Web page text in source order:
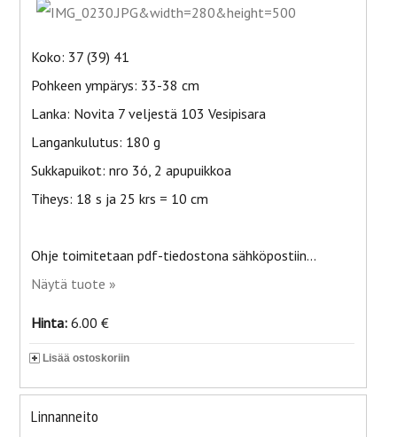
Koko: 37 (39) 41
Pohkeen ympärys: 33-38 cm
Lanka: Novita 7 veljestä 103 Vesipisara
Langankulutus: 180 g
Sukkapuikot: nro 3ó, 2 apupuikkoa
Tiheys: 18 s ja 25 krs = 10 cm
Ohje toimitetaan pdf-tiedostona sähköpostiin...
Näytä tuote »
Hinta: 6.00 €
Lisää ostoskoriin
Linnanneito